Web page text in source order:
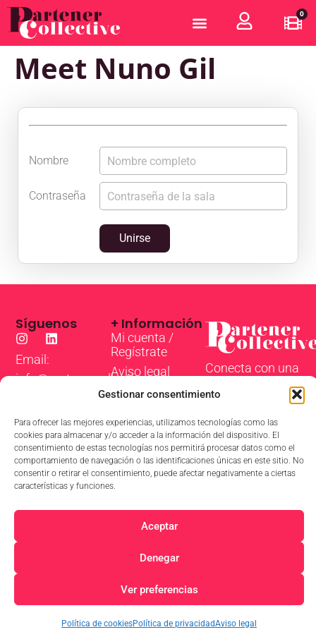
Gestionar consentimiento
Para ofrecer las mejores experiencias, utilizamos tecnologías como las
cookies para almacenar y/o acceder a la información del dispositivo. El
consentimiento de estas tecnologías nos permitirá procesar datos como el
comportamiento de navegación o las identificaciones únicas en este sitio. No
consentir o retirar el consentimiento, puede afectar negativamente a ciertas
características y funciones.
Aceptar
Denegar
Ver preferencias
Política de cookiesPolítica de privacidadAviso legal
0
Meet Nuno Gil
Nombre
Contraseña
Unirse
Conecta con una
Internacional de
Actores y Coach
para llevar tus
escenas,
personajes y
+ Información
Mi cuenta /
Regístrate
Aviso legal
Política de
Política de
cookies
Términos y
condiciones
Síguenos
Email:
info@partenercollective.com
© 2026 Partener Collective